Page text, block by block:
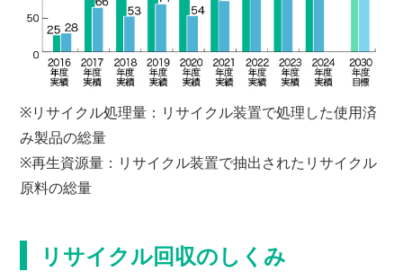
※リサイクル処理量：リサイクル装置で処理した使用済
み製品の総量
※再生資源量：リサイクル装置で抽出されたリサイクル
原料の総量
リサイクル回収のしくみ